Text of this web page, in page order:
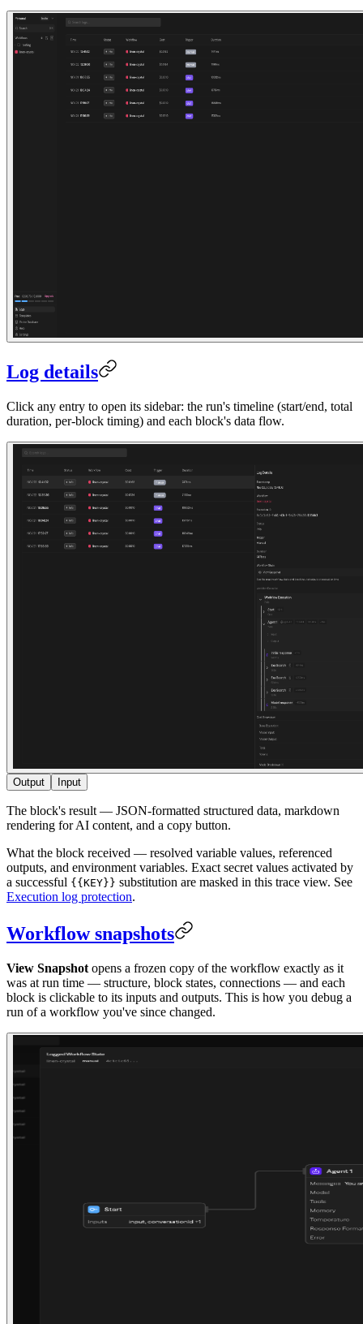
Log details
Click any entry to open its sidebar: the run's timeline (start/end, total
duration, per-block timing) and each block's data flow.
Output Input
The block's result — JSON-formatted structured data, markdown
rendering for AI content, and a copy button.
What the block received — resolved variable values, referenced
outputs, and environment variables. Exact secret values activated by
a successful {{KEY}} substitution are masked in this trace view. See
Execution log protection.
Workflow snapshots
View Snapshot opens a frozen copy of the workflow exactly as it
was at run time — structure, block states, connections — and each
block is clickable to its inputs and outputs. This is how you debug a
run of a workflow you've since changed.